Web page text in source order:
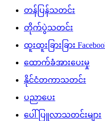
တန်ပြန်သတင်း
တိုက်ပွဲသတင်း
ထူးထူးခြားခြား
ထောက်ခံအားပေးမှု
နိုင်ငံတကာသတင်း
ပညာပေး
ပေါ်ပြူလာသတင်းများ